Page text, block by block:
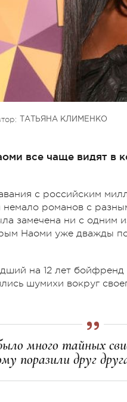
ТАТЬЯНА КЛИМЕНКО
все чаще видят в
с российским
романов с
замечена ни с одним
Наоми уже дважды
на 12 лет
шумихи вокруг
много тайных
поразили друг